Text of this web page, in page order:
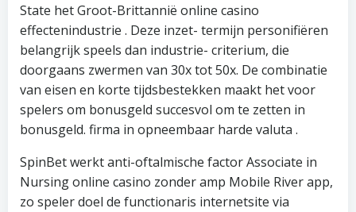
State het Groot-Brittannië online casino
effectenindustrie . Deze inzet- termijn personifiëren
belangrijk speels dan industrie- criterium, die
doorgaans zwermen van 30x tot 50x. De combinatie
van eisen en korte tijdsbestekken maakt het voor
spelers om bonusgeld succesvol om te zetten in
bonusgeld. firma in opneembaar harde valuta .
SpinBet werkt anti-oftalmische factor Associate in
Nursing online casino zonder amp Mobile River app,
zo speler doel de functionaris internetsite via